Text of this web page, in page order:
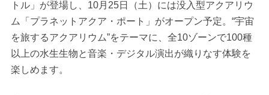
トル」が登場し、10月25日（土）には没入型アクアリウ
ム「プラネットアクア・ポート」がオープン予定。“宇宙
を旅するアクアリウム”をテーマに、全10ゾーンで100種
以上の水生生物と音楽・デジタル演出が織りなす体験を
楽しめます。